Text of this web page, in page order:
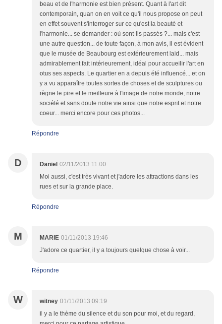
beau et de l'harmonie est bien présent. Quant à l'art dit
contemporain, quan on en voit ce qu'il nous propose on peut
en effet souvent s'interroger sur ce qu'est la beauté et
l'harmonie... se demander : où sont-ils passés ?... mais c'est
une autre question... de toute façon, à mon avis, il est évident
que le musée de Beaubourg est extérieurement laid... mais
admirablement fait intérieurement, idéal pour accueilir l'art en
otus ses aspects. Le quartier en a depuis été influencé... et on
y a vu apparaître toutes sortes de choses et de sculptures ou
règne le pire et le meilleure à l'image de notre monde, notre
société et sans doute notre vie ainsi que notre esprit et notre
coeur... merci encore pour ces photos...
Répondre
D Daniel 02/11/2013 11:00
Moi aussi, c'est très vivant et j'adore les attractions dans les
rues et sur la grande place.
Répondre
M MARIE 01/11/2013 19:46
J'adore ce quartier, il y a toujours quelque chose à voir...
Répondre
W witney 01/11/2013 09:19
il y a le thème du silence et du son pour moi, et du regard,